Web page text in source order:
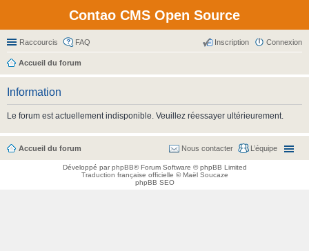
Contao CMS Open Source
Raccourcis FAQ Connexion
Inscription
Accueil du forum
Information
Le forum est actuellement indisponible. Veuillez réessayer ultérieurement.
Accueil du forum L’équipe
Nous contacter
Développé parphpBB® Forum Software © phpBB Limited
Traduction française officielle ©Maël Soucaze
phpBB SEO